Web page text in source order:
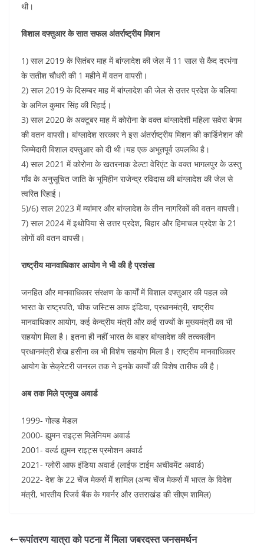
थी।
विशाल दफ्तुआर के सात सफल अंतर्राष्ट्रीय मिशन
1) साल 2019 के सितंबर माह में बांग्लादेश की जेल में 11 साल से कैद दरभंगा
के सतीश चौधरी की 1 महीने में वतन वापसी।
2) साल 2019 के दिसम्बर माह में बांग्लादेश की जेल से उत्तर प्रदेश के बलिया
के अनिल कुमार सिंह की रिहाई।
3) साल 2020 के अक्टूबर माह में कोरोना के वक्त बांग्लादेशी महिला सवेरा बेगम
की वतन वापसी। बांग्लादेश सरकार ने इस अंतर्राष्ट्रीय मिशन की कार्डिनेशन की
जिम्मेदारी विशाल दफ्तुआर को दी थी।यह एक अभूतपूर्व उपलब्धि है।
4) साल 2021 में कोरोना के खतरनाक डेल्टा वेरिएंट के वक्त भागलपुर के उस्तु
गाँव के अनुसूचित जाति के भूमिहीन राजेन्द्र रविदास की बांग्लादेश की जेल से
त्वरित रिहाई।
5)/6) साल 2023 में म्यांमार और बांग्लादेश के तीन नागरिकों की वतन वापसी।
7) साल 2024 में इथोपिया से उत्तर प्रदेश, बिहार और हिमाचल प्रदेश के 21
लोगों की वतन वापसी।
राष्ट्रीय मानवाधिकार आयोग ने भी की है प्रशंसा
जनहित और मानवाधिकार संरक्षण के कार्यों में विशाल दफ्तुआर की पहल को
भारत के राष्ट्रपति, चीफ जस्टिस आफ इंडिया, प्रधानमंत्री, राष्ट्रीय
मानवाधिकार आयोग, कई केन्द्रीय मंत्री और कई राज्यों के मुख्यमंत्री का भी
सहयोग मिला है। इतना ही नहीं भारत के बाहर बांग्लादेश की तत्कालीन
प्रधानमंत्री शेख हसीना का भी विशेष सहयोग मिला है। राष्ट्रीय मानवाधिकार
आयोग के सेक्रेटरी जनरल तक ने इनके कार्यों की विशेष तारीफ की है।
अब तक मिले प्रमुख अवार्ड
1999- गोल्ड मेडल
2000- ह्युमन राइट्स मिलेनियम अवार्ड
2001- वर्ल्ड ह्युमन राइट्स प्रमोशन अवार्ड
2021- ग्लोरी आफ इंडिया अवार्ड (लाईफ टाईम अचीवमेंट अवार्ड)
2022- देश के 22 चेंज मेकर्स में शामिल (अन्य चेंज मेकर्स में भारत के विदेश
मंत्री, भारतीय रिजर्व बैंक के गवर्नर और उत्तराखंड की सीएम शामिल)
रूपांतरण यात्रा को पटना में मिला जबरदस्त जनसमर्थन